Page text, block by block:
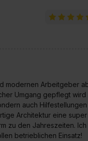
modernen Arbeitgeber
Umgang gepflegt wird
auch Hilfestellungen
Architektur eine super
zu den Jahreszeiten. Ich
betrieblichen Einsatz!